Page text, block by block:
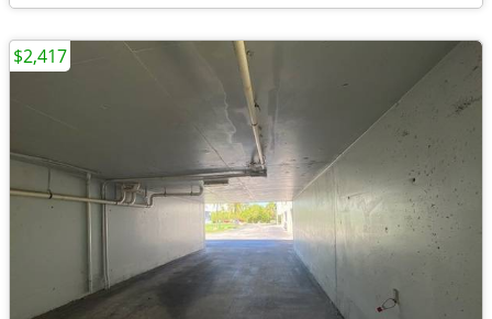
$2,417